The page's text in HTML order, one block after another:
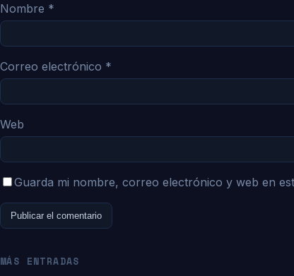
Nombre *
Correo electrónico *
Web
Guarda mi nombre, correo electrónico y web en
MÁS ENTRADAS